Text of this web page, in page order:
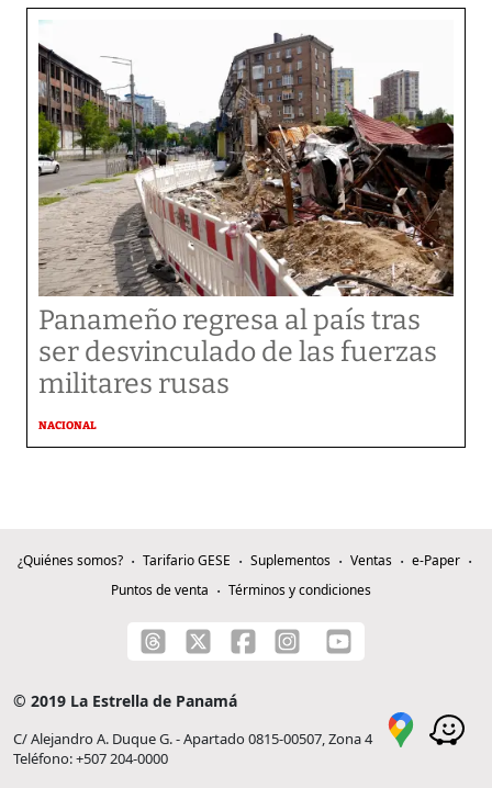
Panameño regresa al país tras
ser desvinculado de las fuerzas
militares rusas
NACIONAL
¿Quiénes somos? Tarifario GESE Suplementos Ventas
e-Paper
Puntos de venta
Términos y condiciones
© 2019 La Estrella de Panamá
C/ Alejandro A. Duque G. - Apartado 0815-00507, Zona 4
Teléfono: +507 204-0000